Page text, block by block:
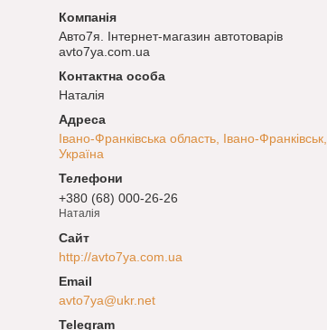
Авто7я. Інтернет-магазин автотоварів
avto7ya.com.ua
Наталія
Івано-Франківська область, Івано-Франківськ,
Україна
+380 (68) 000-26-26
Наталія
http://avto7ya.com.ua
avto7ya@ukr.net